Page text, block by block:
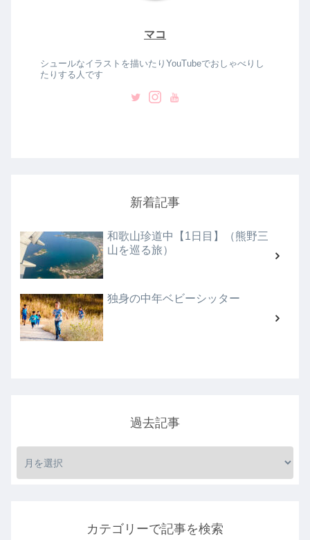
マコ
シュールなイラストを描いたりYouTubeでおしゃべりし
たりする人です
新着記事
和歌山珍道中【1日目】（熊野三
山を巡る旅）
独身の中年ベビーシッター
過去記事
カテゴリーで記事を検索